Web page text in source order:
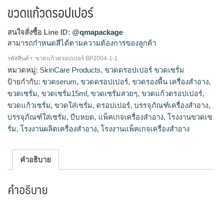
ขวดแก้วดรอปเปอร์
สนใจสั่งซื้อ Line ID: @qmapackage
สามารถกำหนดสีได้ตามความต้องการของลูกค้า
ขวดแก้วดรอปเปอร์, ขวดแก้วเซรั่ม, ดรอปเปอร์, บรรจุภัณฑ์ใส่เซ
รั่ม, ขวดแก้วเซรั่ม, ขวดเซรั่ม, ขวดใส่เซรั่ม, ขวดดรอปเปอร์, ขวด
เซรั่ม, บีบหยด, ขวดเซรั่มสวยๆ, ขวดserum, โรงงานขวดเซรั่ม,
ขวดเซรั่ม15ml, ขวดรองพื้น เครื่องสำอาง, บรรจุภัณฑ์เครื่อง
สำอาง, แพ็คเกจเครื่องสำอาง, โรงงานแพ็คเกจเครื่องสำอาง,
โรงงานผลิตเครื่องสำอาง
รหัสสินค้า: ขวดแก้วดรอปเปอร์ BP2004-1-1
หมวดหมู่: SkinCare Products, ขวดดรอปเปอร์ ขวดเซรั่ม
ป้ายกำกับ: ขวดserum, ขวดดรอปเปอร์, ขวดรองพื้น เครื่องสำอาง,
ขวดเซรั่ม, ขวดเซรั่ม15ml, ขวดเซรั่มสวยๆ, ขวดแก้วดรอปเปอร์,
ขวดแก้วเซรั่ม, ขวดใส่เซรั่ม, ดรอปเปอร์, บรรจุภัณฑ์เครื่องสำอาง,
บรรจุภัณฑ์ใส่เซรั่ม, บีบหยด, แพ็คเกจเครื่องสำอาง, โรงงานขวดเซ
รั่ม, โรงงานผลิตเครื่องสำอาง, โรงงานแพ็คเกจเครื่องสำอาง
คำอธิบาย
คำอธิบาย